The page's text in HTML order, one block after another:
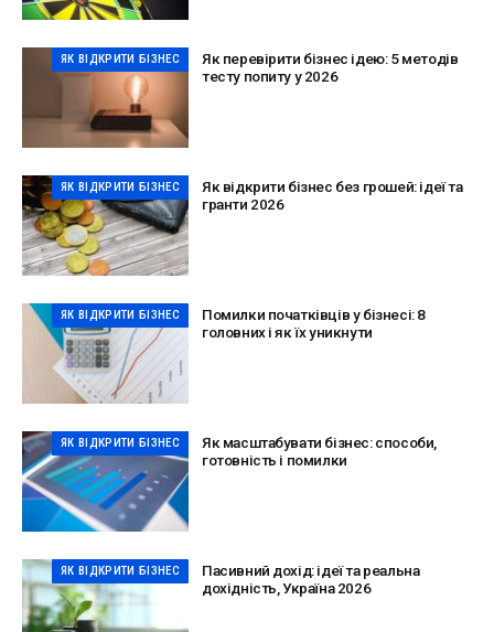
ЯК ВІДКРИТИ БІЗНЕС
Як перевірити бізнес ідею: 5 методів
тесту попиту у 2026
ЯК ВІДКРИТИ БІЗНЕС
Як відкрити бізнес без грошей: ідеї та
гранти 2026
ЯК ВІДКРИТИ БІЗНЕС
Помилки початківців у бізнесі: 8
головних і як їх уникнути
ЯК ВІДКРИТИ БІЗНЕС
Як масштабувати бізнес: способи,
готовність і помилки
ЯК ВІДКРИТИ БІЗНЕС
Пасивний дохід: ідеї та реальна
дохідність, Україна 2026